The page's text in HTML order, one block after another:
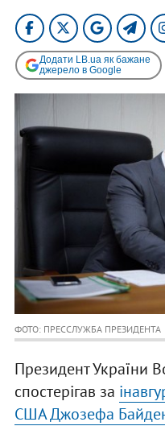
Додати LB.ua як бажане
джерело в Google
ФОТО: ПРЕССЛУЖБА ПРЕЗИДЕНТА
Президент України
спостерігав за
США Джозефа